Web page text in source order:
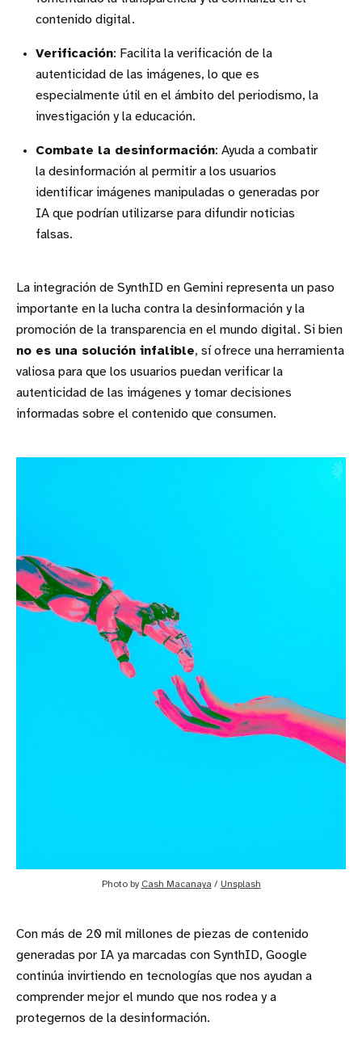
contenido digital.
Verificación: Facilita la verificación de la
autenticidad de las imágenes, lo que es
especialmente útil en el ámbito del periodismo, la
investigación y la educación.
Combate la desinformación: Ayuda a combatir
la desinformación al permitir a los usuarios
identificar imágenes manipuladas o generadas por
IA que podrían utilizarse para difundir noticias
falsas.
La integración de SynthID en Gemini representa un paso
importante en la lucha contra la desinformación y la
promoción de la transparencia en el mundo digital. Si bien
no es una solución infalible, sí ofrece una herramienta
valiosa para que los usuarios puedan verificar la
autenticidad de las imágenes y tomar decisiones
informadas sobre el contenido que consumen.
Photo by Cash Macanaya / Unsplash
Con más de 20 mil millones de piezas de contenido
generadas por IA ya marcadas con SynthID, Google
continúa invirtiendo en tecnologías que nos ayudan a
comprender mejor el mundo que nos rodea y a
protegernos de la desinformación.